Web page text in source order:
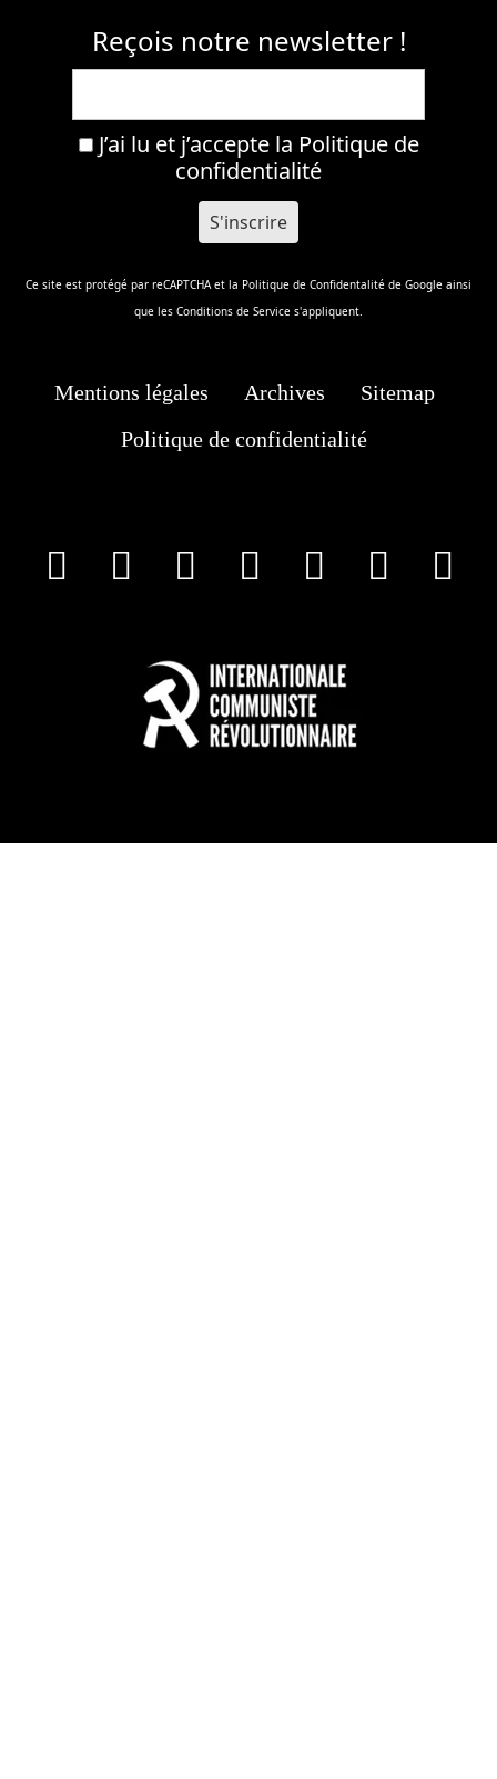
Reçois notre newsletter !
J’ai lu et j’accepte la Politique de
confidentialité
Ce site est protégé par reCAPTCHA et la Politique de Confidentalité de Google ainsi
que les Conditions de Service s'appliquent.
Mentions légales Archives
Sitemap
Politique de confidentialité
facebookInstagram
Youtube
Tik Tok